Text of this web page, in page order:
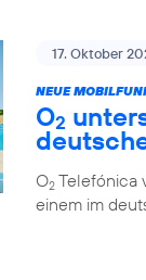
17. Oktober
NEUE
O2
O2 Telefónica
einem im